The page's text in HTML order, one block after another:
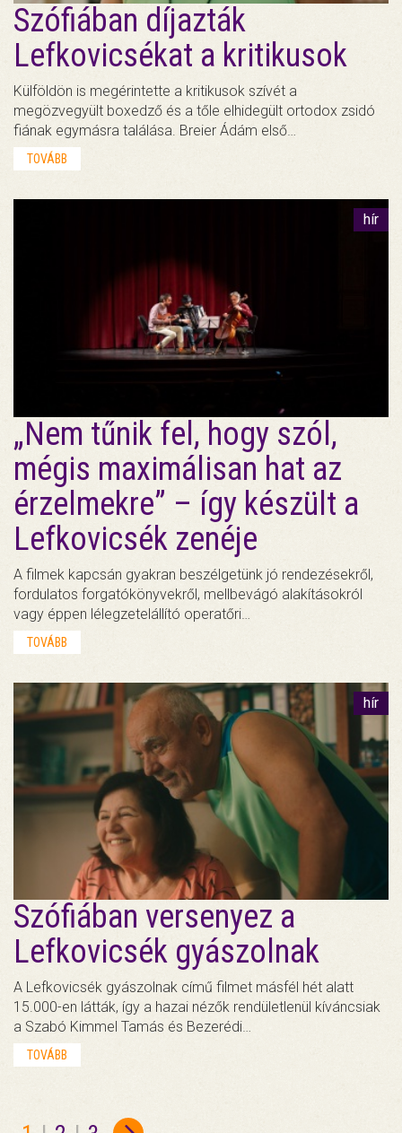
Szófiában díjazták
Lefkovicsékat a kritikusok
Külföldön is megérintette a kritikusok szívét a
megözvegyült boxedző és a tőle elhidegült ortodox zsidó
fiának egymásra találása. Breier Ádám első…
TOVÁBB
hír
„Nem tűnik fel, hogy szól,
mégis maximálisan hat az
érzelmekre” – így készült a
Lefkovicsék zenéje
A filmek kapcsán gyakran beszélgetünk jó rendezésekről,
fordulatos forgatókönyvekről, mellbevágó alakításokról
vagy éppen lélegzetelállító operatőri…
TOVÁBB
hír
Szófiában versenyez a
Lefkovicsék gyászolnak
A Lefkovicsék gyászolnak című filmet másfél hét alatt
15.000-en látták, így a hazai nézők rendületlenül kíváncsiak
a Szabó Kimmel Tamás és Bezerédi…
TOVÁBB